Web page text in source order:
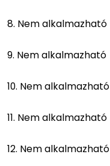
8. Nem alkalmazható
9. Nem alkalmazható
10. Nem alkalmazható
11. Nem alkalmazható
12. Nem alkalmazható